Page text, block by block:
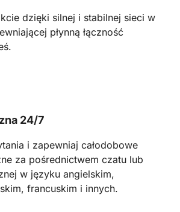
dzięki silnej i stabilnej sieci w
płynną łączność
24/7
i zapewniaj całodobowe
za pośrednictwem czatu lub
w języku angielskim,
francuskim i innych.